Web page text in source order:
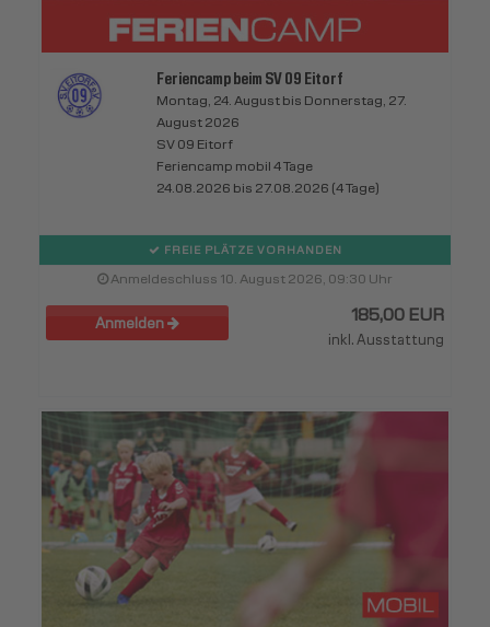
Feriencamp beim SV 09 Eitorf
Montag, 24. August bis Donnerstag, 27.
August 2026
SV 09 Eitorf
Feriencamp mobil 4 Tage
24.08.2026 bis 27.08.2026 (4 Tage)
FREIE PLÄTZE VORHANDEN
Anmeldeschluss 10. August 2026, 09:30 Uhr
Anmelden 185,00 EUR
inkl. Ausstattung